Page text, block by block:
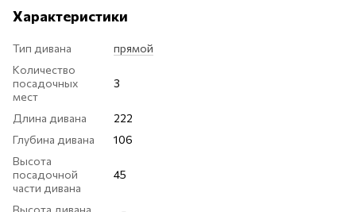
Характеристики
Тип дивана
прямой
Количество
посадочных
мест
3
Длина дивана
222
Глубина дивана
106
Высота
посадочной
части дивана
45